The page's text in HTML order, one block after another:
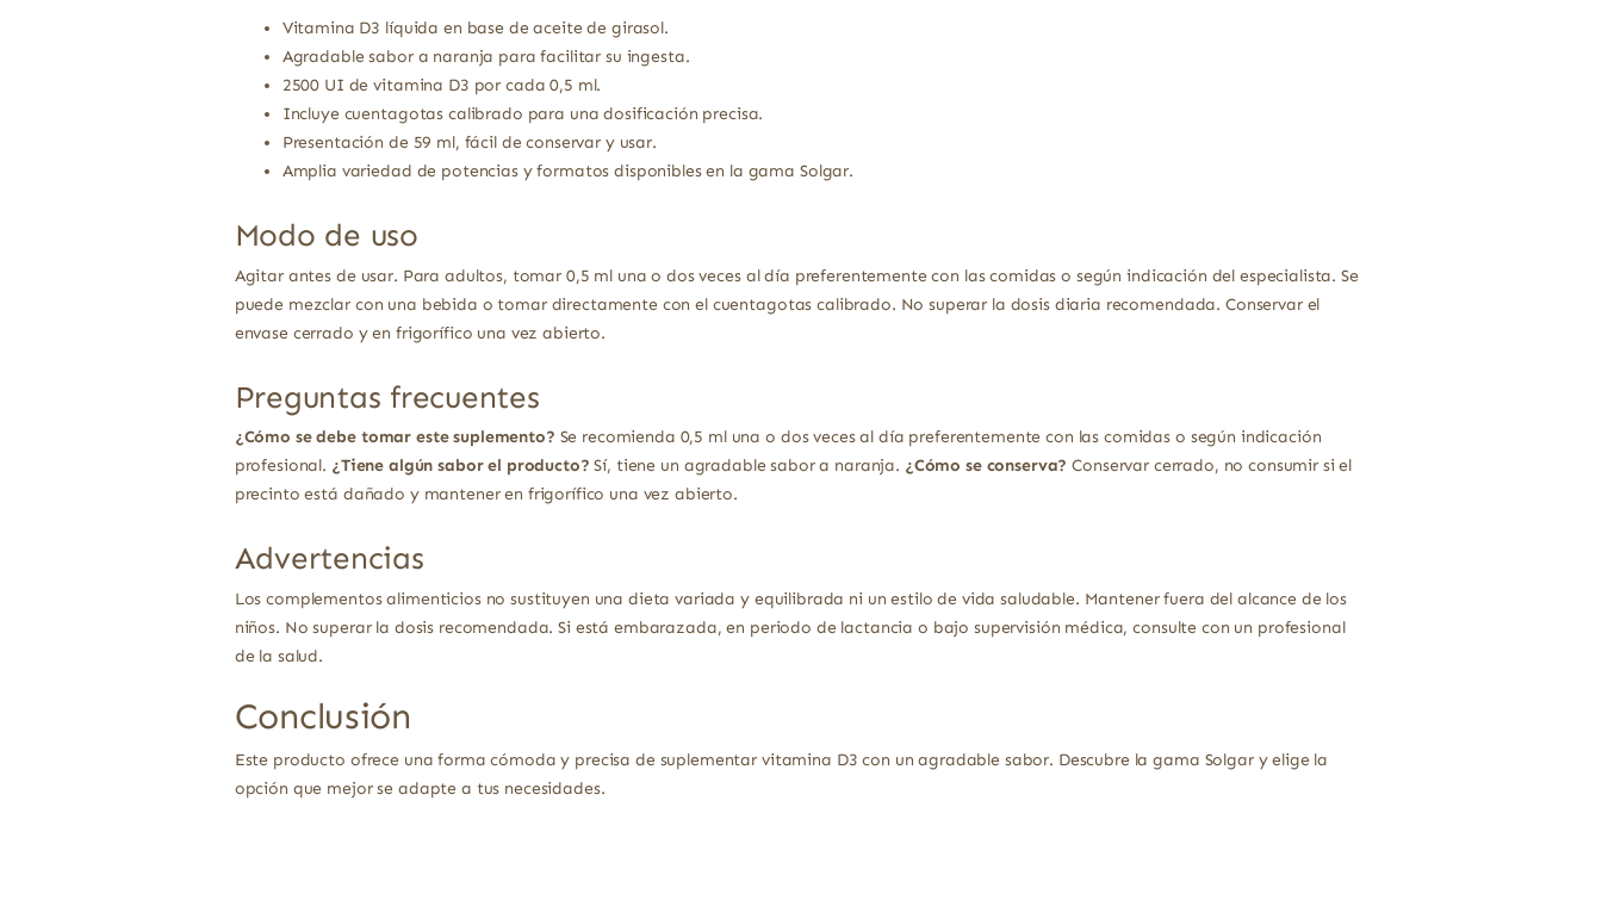
Vitamina D3 líquida en base de aceite de girasol.
Agradable sabor a naranja para facilitar su ingesta.
2500 UI de vitamina D3 por cada 0,5 ml.
Incluye cuentagotas calibrado para una dosificación precisa.
Presentación de 59 ml, fácil de conservar y usar.
Amplia variedad de potencias y formatos disponibles en la gama Solgar.
Modo de uso
Agitar antes de usar. Para adultos, tomar 0,5 ml una o dos veces al día preferentemente con las comidas o según indicación del especialista. Se
puede mezclar con una bebida o tomar directamente con el cuentagotas calibrado. No superar la dosis diaria recomendada. Conservar el
envase cerrado y en frigorífico una vez abierto.
Preguntas frecuentes
¿Cómo se debe tomar este suplemento? Se recomienda 0,5 ml una o dos veces al día preferentemente con las comidas o según indicación
profesional. ¿Tiene algún sabor el producto? Sí, tiene un agradable sabor a naranja. ¿Cómo se conserva? Conservar cerrado, no consumir si el
precinto está dañado y mantener en frigorífico una vez abierto.
Advertencias
Los complementos alimenticios no sustituyen una dieta variada y equilibrada ni un estilo de vida saludable. Mantener fuera del alcance de los
niños. No superar la dosis recomendada. Si está embarazada, en periodo de lactancia o bajo supervisión médica, consulte con un profesional
de la salud.
Conclusión
Este producto ofrece una forma cómoda y precisa de suplementar vitamina D3 con un agradable sabor. Descubre la gama Solgar y elige la
opción que mejor se adapte a tus necesidades.